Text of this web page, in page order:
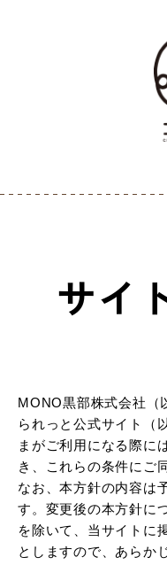
サイ
MONO黒部株式会社（
られっと公式サイト（
まがご利用になる際に
き、これらの条件にご
なお、本方針の内容は
す。変更後の本方針に
を除いて、当サイトに
としますので、あらか